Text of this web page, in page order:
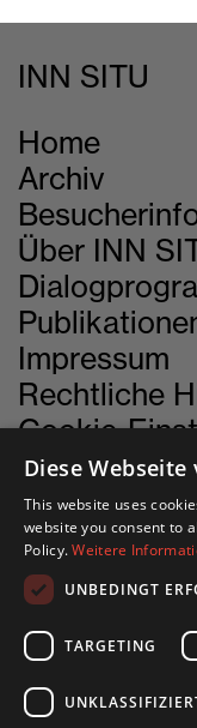
INN SITU
Home
Archiv
Über INN
Impressum
Rechtliche
Cookie-
KONTAKT
INN SITU
Stadtforum 1
Diese
This website uses
website you consent to
Policy.Weitere
UNBEDINGT
TARGETING